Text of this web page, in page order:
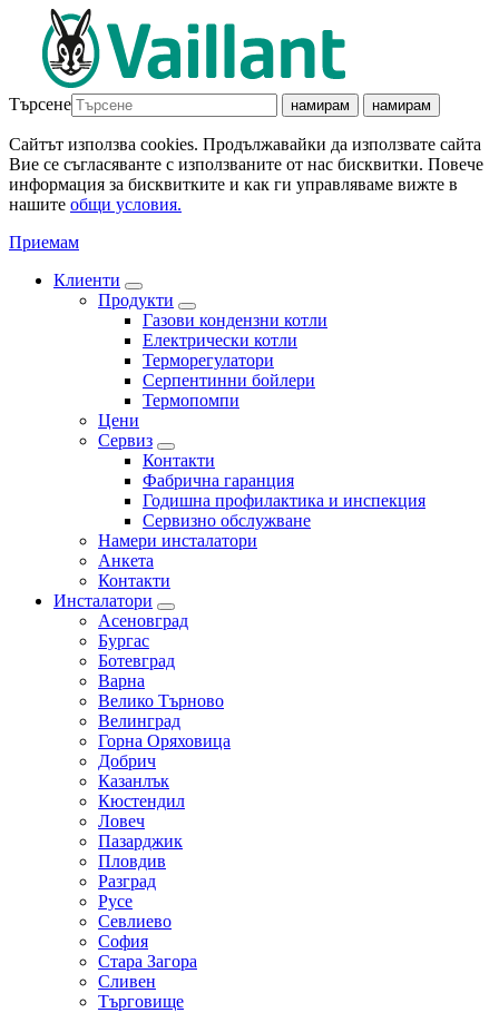
Търсене намирам намирам
Сайтът използва cookies. Продължавайки да използвате сайта
Вие се съгласяванте с използваните от нас бисквитки. Повече
информация за бисквитките и как ги управляваме вижте в
нашите общи условия.
Приемам
Клиенти
Продукти
Газови кондензни котли
Електрически котли
Терморегулатори
Серпентинни бойлери
Термопомпи
Цени
Сервиз
Контакти
Фабрична гаранция
Годишна профилактика и инспекция
Сервизно обслужване
Намери инсталатори
Анкета
Контакти
Инсталатори
Асеновград
Бургас
Ботевград
Варна
Велико Търново
Велинград
Горна Оряховица
Добрич
Казанлък
Кюстендил
Ловеч
Пазарджик
Пловдив
Разград
Русе
Севлиево
София
Стара Загора
Сливен
Търговище